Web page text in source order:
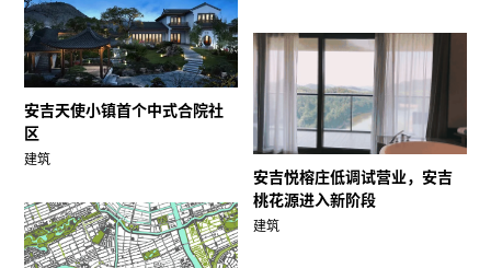
安吉天使小镇首个中式合院社
区
建筑
安吉悦榕庄低调试营业，安吉
桃花源进入新阶段
建筑